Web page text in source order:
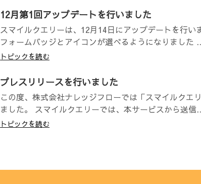
12月第1回アップデートを行いました
スマイルクエリーは、12月14日にアップデートを行い
フォームバッジとアイコンが選べるようになりました
トピックを読む
プレスリリースを行いました
この度、株式会社ナレッジフローでは「スマイルクエ
ました。 スマイルクエリーでは、本サービスから送信
トピックを読む